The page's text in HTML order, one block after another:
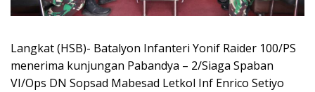
Langkat (HSB)- Batalyon Infanteri Yonif Raider 100/PS
menerima kunjungan Pabandya – 2/Siaga Spaban
VI/Ops DN Sopsad Mabesad Letkol Inf Enrico Setiyo